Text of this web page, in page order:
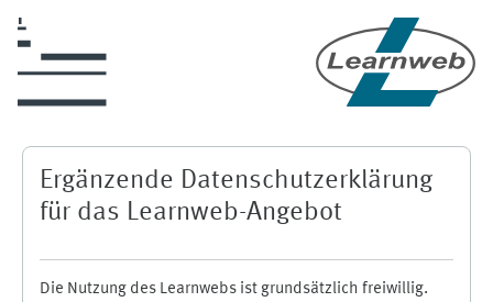
Ergänzende Datenschutzerklärung
für das Learnweb-Angebot
Die Nutzung des Learnwebs ist grundsätzlich freiwillig.